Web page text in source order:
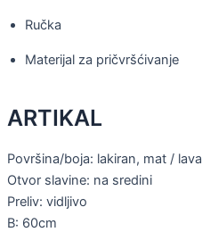
Ručka
Materijal za pričvršćivanje
ARTIKAL
Površina/boja: lakiran, mat / lava
Otvor slavine: na sredini
Preliv: vidljivo
B: 60cm